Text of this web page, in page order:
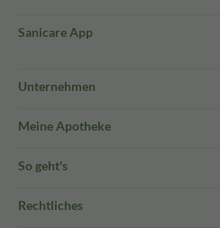
Sanicare App
Unternehmen
Meine Apotheke
So geht's
Rechtliches